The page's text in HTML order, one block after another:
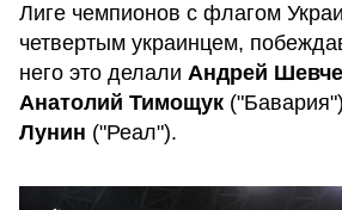
Лиге чемпионов с флагом
четвертым украинцем,
него это делали Андрей
Анатолий Тимощук
Лунин ("Реал").